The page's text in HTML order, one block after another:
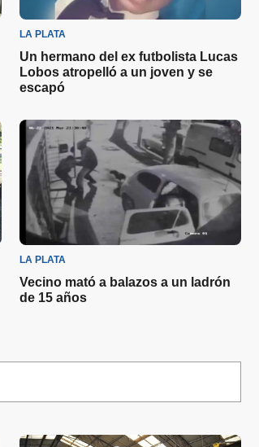
LA PLATA
Un hermano del ex futbolista Lucas
Lobos atropelló a un joven y se
escapó
LA PLATA
Vecino mató a balazos a un ladrón
de 15 años